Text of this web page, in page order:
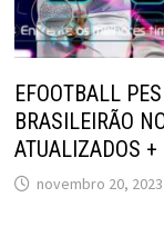
EFOOTBALL
BRASILEIRÃO
ATUALIZADOS
novembro 20, 2023